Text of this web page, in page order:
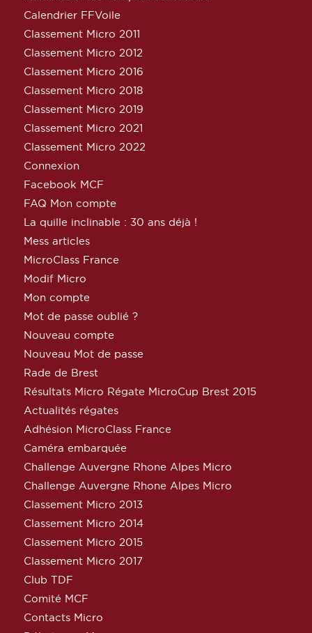
Calendrier FFVoile
Classement Micro 2011
Classement Micro 2012
Classement Micro 2016
Classement Micro 2018
Classement Micro 2019
Classement Micro 2021
Classement Micro 2022
Connexion
Facebook MCF
FAQ Mon compte
La quille inclinable : 30 ans déjà !
Mess articles
MicroClass France
Modif Micro
Mon compte
Mot de passe oublié ?
Nouveau compte
Nouveau Mot de passe
Rade de Brest
Résultats Micro Régate MicroCup Brest 2015
Actualités régates
Adhésion MicroClass France
Caméra embarquée
Challenge Auvergne Rhone Alpes Micro
Challenge Auvergne Rhone Alpes Micro
Classement Micro 2013
Classement Micro 2014
Classement Micro 2015
Classement Micro 2017
Club TDF
Comité MCF
Contacts Micro